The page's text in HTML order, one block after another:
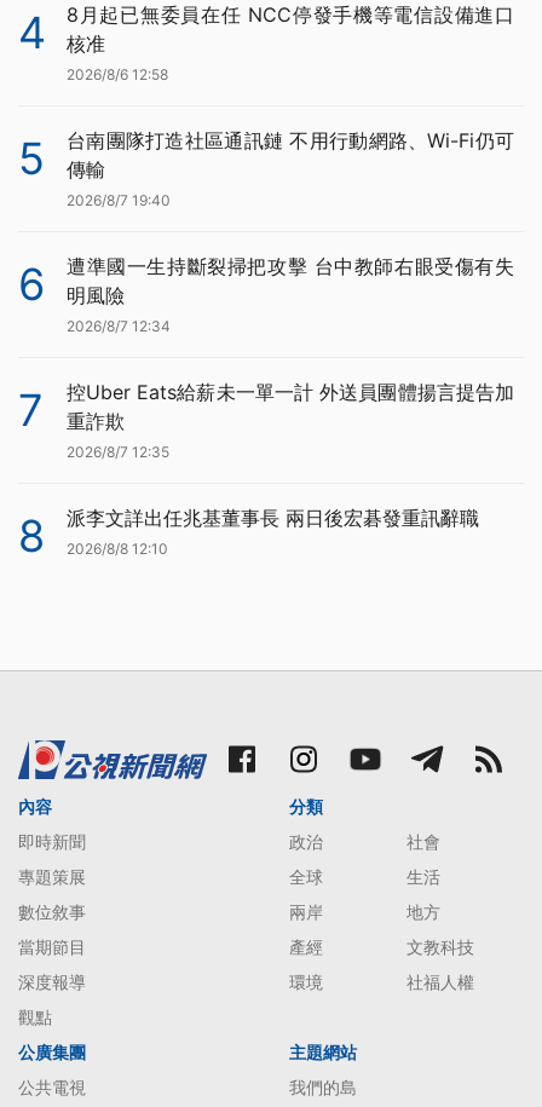
4
8月起已無委員在任 NCC停發手機等電信設備進口
核准
2026/8/6 12:58
5
台南團隊打造社區通訊鏈 不用行動網路、Wi-Fi仍可
傳輸
2026/8/7 19:40
6
遭準國一生持斷裂掃把攻擊 台中教師右眼受傷有失
明風險
2026/8/7 12:34
7
控Uber Eats給薪未一單一計 外送員團體揚言提告加
重詐欺
2026/8/7 12:35
8 派李文詳出任兆基董事長 兩日後宏碁發重訊辭職
2026/8/8 12:10
內容
即時新聞
專題策展
數位敘事
當期節目
深度報導
觀點
分類
政治
社會
全球
生活
兩岸
地方
產經
文教科技
環境
社福人權
公廣集團
公共電視
主題網站
我們的島